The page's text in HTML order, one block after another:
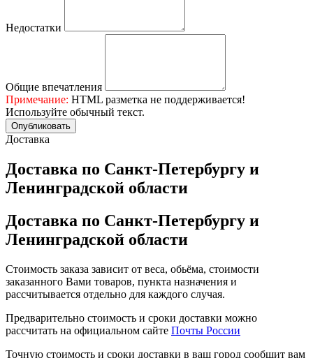
Недостатки
Общие впечатления
Примечание: HTML разметка не поддерживается!
Используйте обычный текст.
Опубликовать
Доставка
Доставка по Санкт-Петербургу и
Ленинградской области
Доставка по Санкт-Петербургу и
Ленинградской области
Стоимость заказа зависит от веса, обьёма, стоимости
заказанного Вами товаров, пункта назначения и
рассчитывается отдельно для каждого случая.
Предварительно стоимость и сроки доставки можно
рассчитать на официальном сайте Почты России
Точную стоимость и сроки доставки в ваш город сообщит вам